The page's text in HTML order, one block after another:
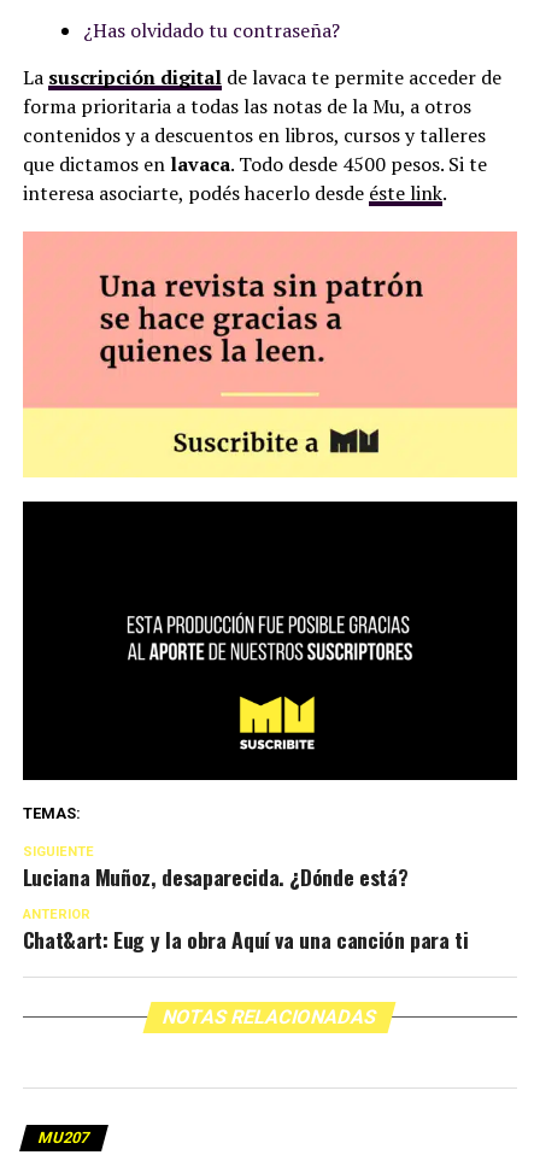
¿Has olvidado tu contraseña?
La suscripción digitalde lavaca te permite acceder de
forma prioritaria a todas las notas de la Mu, a otros
contenidos y a descuentos en libros, cursos y talleres
que dictamos en lavaca. Todo desde 4500 pesos. Si te
interesa asociarte, podés hacerlo desde éste link.
TEMAS:
SIGUIENTE
Luciana Muñoz, desaparecida. ¿Dónde está?
ANTERIOR
Chat&art: Eug y la obra Aquí va una canción para ti
NOTAS RELACIONADAS
MU207